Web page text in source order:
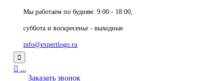
Мы работаем по будням: 9:00 - 18:00,
суббота и воскресенье - выходные
info@expertlogo.ru

 ...
Заказать звонок